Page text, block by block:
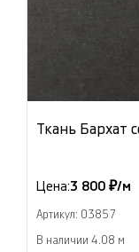
Ткань Бархат
Цена:3 800 ₽/м
Артикул: 03857
В наличии 4.08 м